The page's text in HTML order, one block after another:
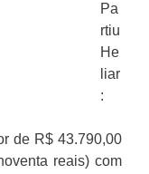
Pa
rtiu
He
liar
:
de R$ 43.790,00
reais) com